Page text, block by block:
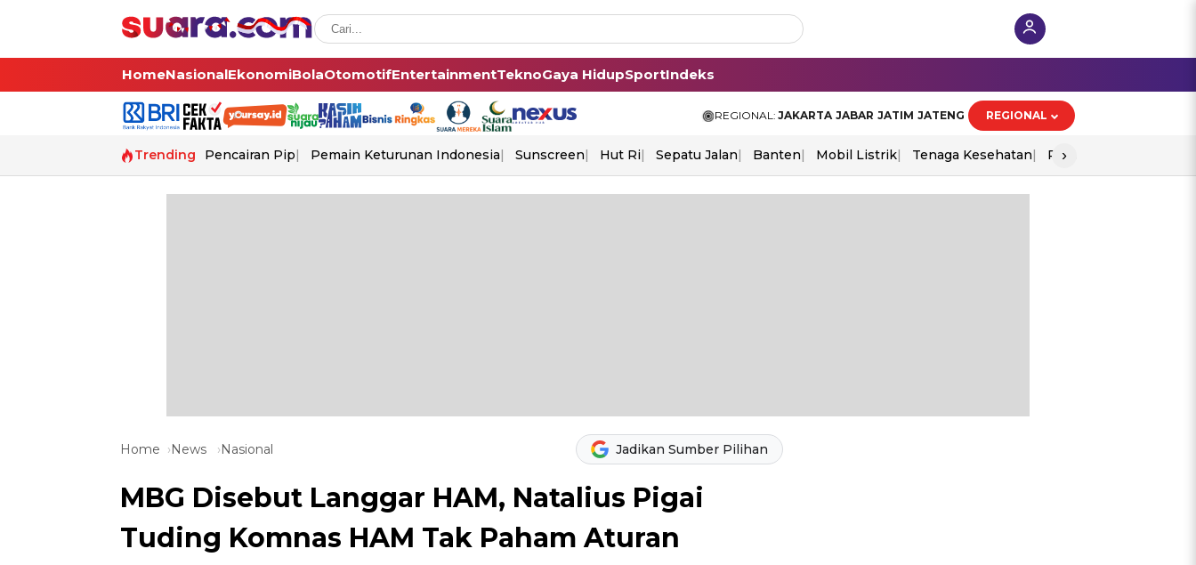
HomeNasionalEkonomiBolaOtomotifEntertainmentTeknoGaya HidupSportIndeks
REGIONAL: JAKARTA JABAR JATIM JATENG REGIONAL
Trending Pencairan Pip Pemain Keturunan Indonesia Sunscreen Hut Ri Sepatu Jalan Banten Mobil Listrik Tenaga Kesehatan Perang As-Iran
›
Home News Nasional Jadikan Sumber Pilihan
MBG Disebut Langgar HAM, Natalius Pigai
Tuding Komnas HAM Tak Paham Aturan